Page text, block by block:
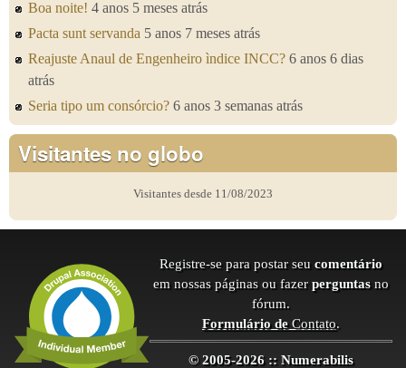
Boa noite! 4 anos 5 meses atrás
Pacta sunt servanda 5 anos 7 meses atrás
Reajuste Anaul de Engenheiro ìndice INCC? 6 anos 6 dias
atrás
Seria tipo um consórcio? 6 anos 3 semanas atrás
Visitantes no globo
Visitantes desde 11/08/2023
Registre-se para postar seu comentário
em nossas páginas ou fazer perguntas no
fórum.
Formulário deContato.
© 2005-2026 :: Numerabilis